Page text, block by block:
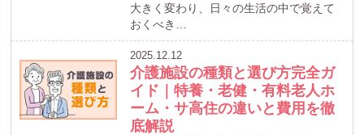
大きく変わり、日々の生活の中で覚えて
おくべき…
2025.12.12
介護施設の種類と選び方完全ガ
イド｜特養・老健・有料老人ホ
ーム・サ高住の違いと費用を徹
底解説